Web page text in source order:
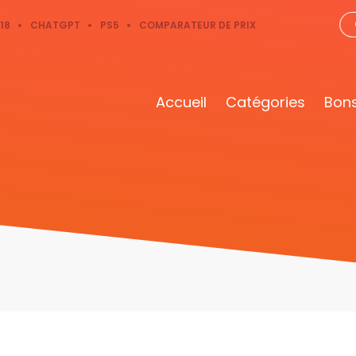
CHATGPT PS5 COMPARATEUR DE PRIX
Accueil Catégories